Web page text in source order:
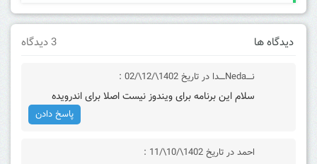
دیدگاه ها 3 دیدگاه
نــــNedaــــدا در تاریخ 1402\/12\/02 :
سلام این برنامه برای ویندوز نیست اصلا برای اندرویده
پاسخ دادن
احمد در تاریخ 1402\/10\/11 :